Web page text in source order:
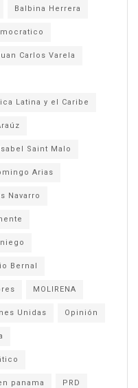
Balbina Herrera
Carlos Varela
Latina y el Caribe
Saint Malo
Arias
Navarro
Bernal
MOLIRENA
Unidas Opinión
panama PRD